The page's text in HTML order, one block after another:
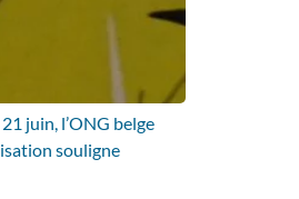
juin, l’ONG belge
souligne